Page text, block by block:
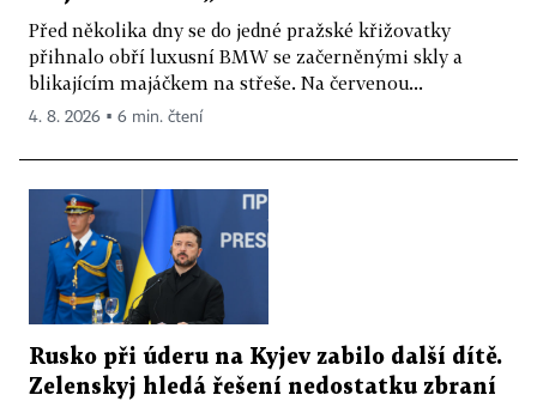
Před několika dny se do jedné pražské křižovatky
přihnalo obří luxusní BMW se začerněnými skly a
blikajícím majáčkem na střeše. Na červenou...
4. 8. 2026 ▪ 6 min. čtení
Rusko při úderu na Kyjev zabilo další dítě.
Zelenskyj hledá řešení nedostatku zbraní